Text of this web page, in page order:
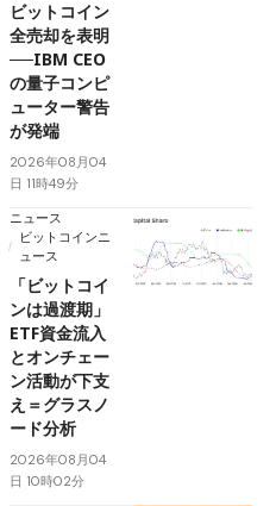
ビットコイン
全売却を表明
──IBM CEO
の量子コンピ
ューター警告
が発端
2026年08月04
日 11時49分
ニュース
ビットコインニ
ュース
「ビットコイ
ンは過渡期」
ETF資金流入
とオンチェー
ン活動が下支
え＝グラスノ
ード分析
2026年08月04
日 10時02分